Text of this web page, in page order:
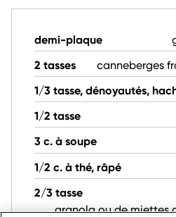
demi-plaque
2 tasses
canneberges
1/3 tasse, dénoyautés,
1/2 tasse
3 c. à soupe
1/2 c. à thé, râpé
2/3 tasse
granola ou de miettes